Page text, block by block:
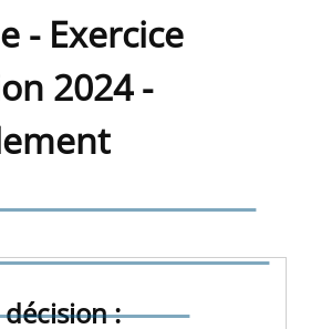
- Exercice
2024 -
à la
sur les
: